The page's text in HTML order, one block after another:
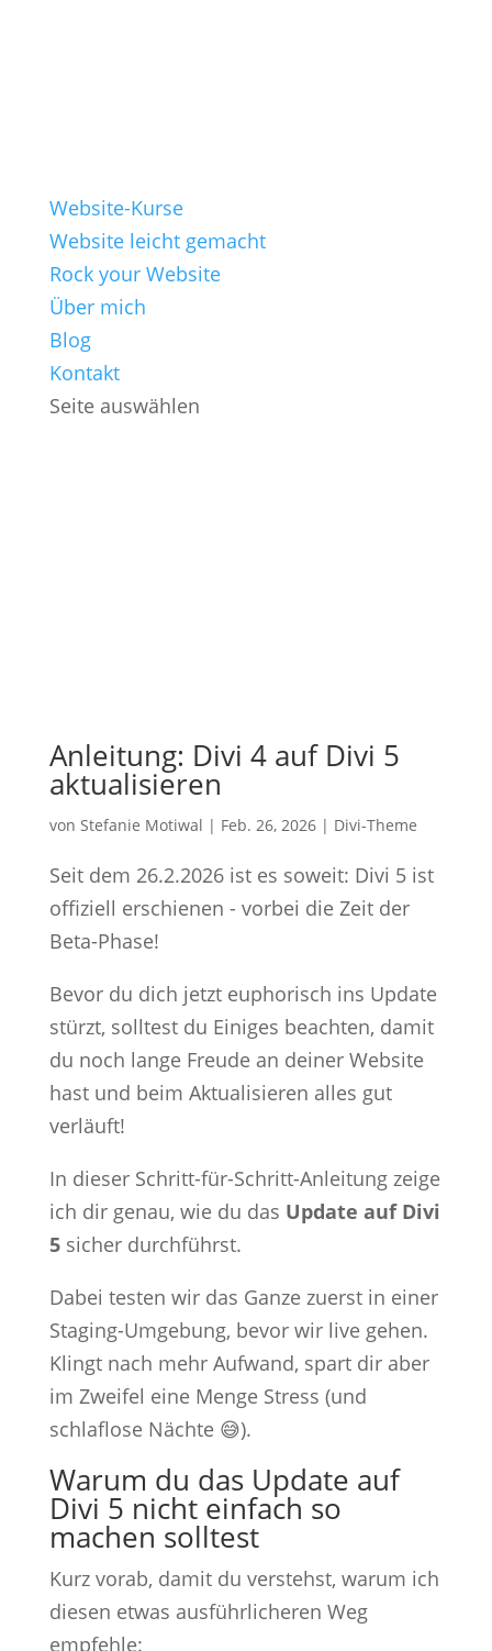
Website-Kurse
Website leicht gemacht
Rock your Website
Über mich
Blog
Kontakt
Seite auswählen
Anleitung: Divi 4 auf Divi 5
aktualisieren
von Stefanie Motiwal | Feb. 26, 2026| Divi-Theme
Seit dem 26.2.2026 ist es soweit: Divi 5 ist
offiziell erschienen - vorbei die Zeit der
Beta-Phase!
Bevor du dich jetzt euphorisch ins Update
stürzt, solltest du Einiges beachten, damit
du noch lange Freude an deiner Website
hast und beim Aktualisieren alles gut
verläuft!
In dieser Schritt-für-Schritt-Anleitung zeige
ich dir genau, wie du das Update auf Divi
5 sicher durchführst.
Dabei testen wir das Ganze zuerst in einer
Staging-Umgebung, bevor wir live gehen.
Klingt nach mehr Aufwand, spart dir aber
im Zweifel eine Menge Stress (und
schlaflose Nächte 😅).
Warum du das Update auf
Divi 5 nicht einfach so
machen solltest
Kurz vorab, damit du verstehst, warum ich
diesen etwas ausführlicheren Weg
empfehle: